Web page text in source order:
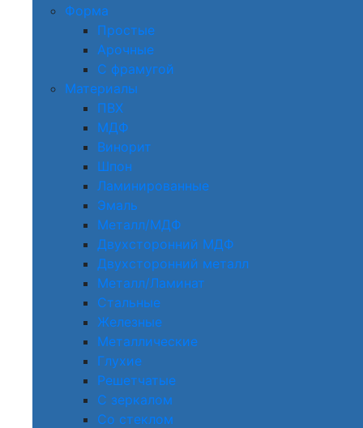
Форма
Простые
Арочные
С фрамугой
Материалы
ПВХ
МДФ
Винорит
Шпон
Ламинированные
Эмаль
Металл/МДФ
Двухсторонний МДФ
Двухсторонний металл
Металл/Ламинат
Стальные
Железные
Металлические
Глухие
Решетчатые
С зеркалом
Со стеклом